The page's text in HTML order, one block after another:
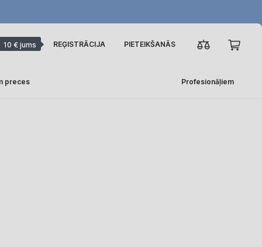
10 € jums REĢISTRĀCIJA PIETEIKŠANĀS
preces Profesionāļiem